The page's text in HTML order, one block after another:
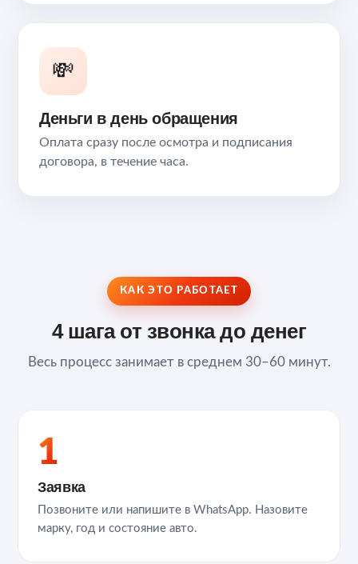
💸
Деньги в день обращения
Оплата сразу после осмотра и подписания
договора, в течение часа.
КАК ЭТО РАБОТАЕТ
4 шага от звонка до денег
Весь процесс занимает в среднем 30–60 минут.
1
Заявка
Позвоните или напишите в WhatsApp. Назовите
марку, год и состояние авто.